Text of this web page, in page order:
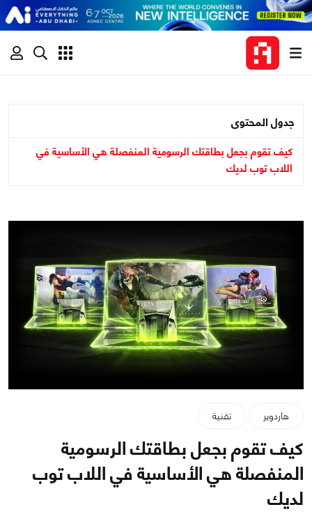
جدول المحتوى
كيف تقوم بجعل بطاقتك الرسومية المنفصلة هي الأساسية في
اللاب توب لديك
هاردوير تقنية
كيف تقوم بجعل بطاقتك الرسومية
المنفصلة هي الأساسية في اللاب توب
لديك